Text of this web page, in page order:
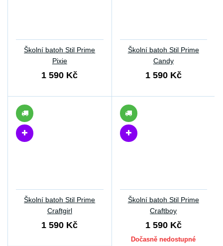
Školní batoh Stil Prime
Pixie
1 590 Kč
Školní batoh Stil Prime
Candy
1 590 Kč
Školní batoh Stil Prime
Craftgirl
1 590 Kč
Školní batoh Stil Prime
Craftboy
1 590 Kč
Dočasně nedostupné